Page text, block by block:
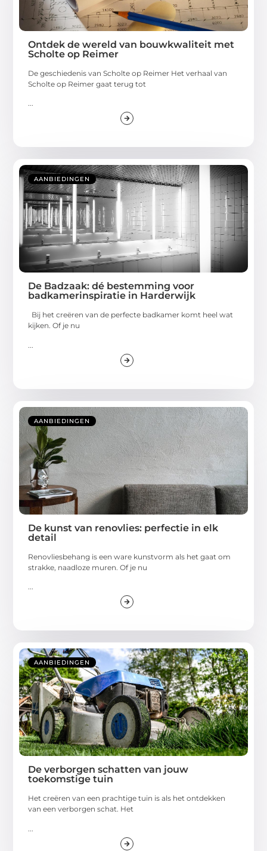
Ontdek de wereld van bouwkwaliteit met
Scholte op Reimer
De geschiedenis van Scholte op Reimer Het verhaal van
Scholte op Reimer gaat terug tot
...
AANBIEDINGEN
De Badzaak: dé bestemming voor
badkamerinspiratie in Harderwijk
Bij het creëren van de perfecte badkamer komt heel wat
kijken. Of je nu
AANBIEDINGEN
De kunst van renovlies: perfectie in elk
detail
Renovliesbehang is een ware kunstvorm als het gaat om
strakke, naadloze muren. Of je nu
...
AANBIEDINGEN
De verborgen schatten van jouw
toekomstige tuin
Het creëren van een prachtige tuin is als het ontdekken
van een verborgen schat. Het